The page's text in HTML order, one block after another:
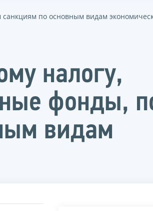
по основным видам
налогу,
фонды,
видам